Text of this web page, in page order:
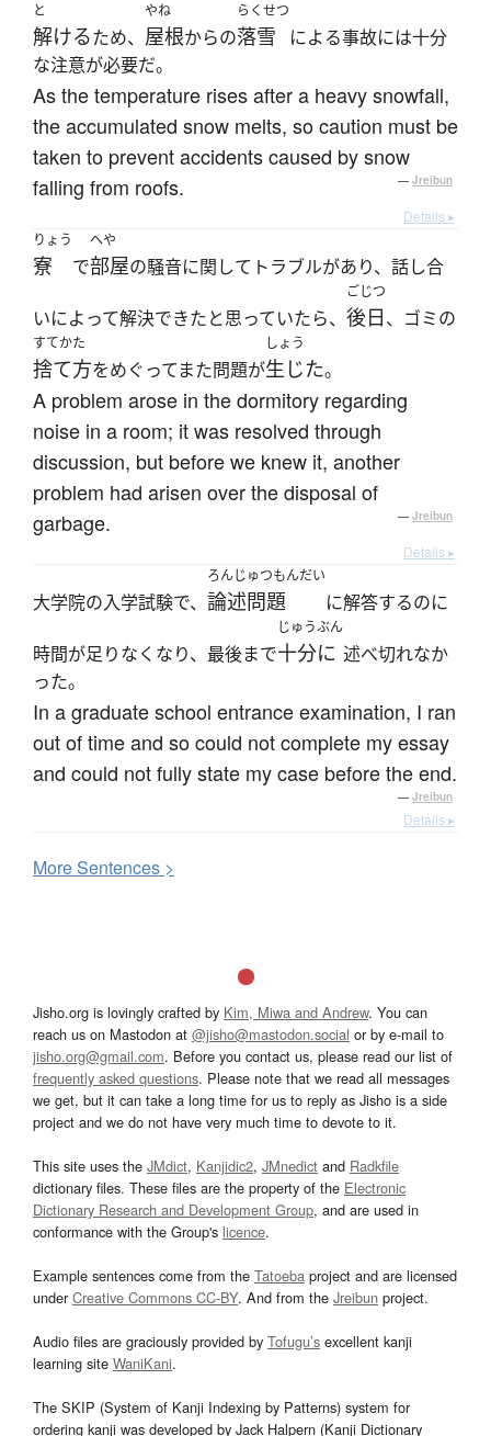
と
解けるため、
やね
屋根からの
らくせつ
落雪
による事故には十分
な注意が必要だ。
As the temperature rises after a heavy snowfall,
the accumulated snow melts, so caution must be
taken to prevent accidents caused by snow
falling from roofs.
— Jreibun
Details ▸
りょう
寮 で
へや
部屋の騒音に関してトラブルがあり、話し合
いによって解決できたと思っていたら、
ごじつ
後日、ゴミの
すてかた
捨て方をめぐってまた問題が
しょう
生じた。
A problem arose in the dormitory regarding
noise in a room; it was resolved through
discussion, but before we knew it, another
problem had arisen over the disposal of
garbage.
— Jreibun
Details ▸
大学院の入学試験で、
ろんじゅつもんだい
論述問題 に解答するのに
時間が足りなくなり、最後まで
じゅうぶん
十分に 述べ切れなか
った。
In a graduate school entrance examination, I ran
out of time and so could not complete my essay
and could not fully state my case before the end.
— Jreibun
Details ▸
MoreSentences >
Jisho.org is lovingly crafted by Kim, Miwa and Andrew. You can
reach us on Mastodon at @jisho@mastodon.social or by e-mail to
jisho.org@gmail.com. Before you contact us, please read our list of
frequently asked questions. Please note that we read all messages
we get, but it can take a long time for us to reply as Jisho is a side
project and we do not have very much time to devote to it.
This site uses the JMdict, Kanjidic2, JMnedict and Radkfile
dictionary files. These files are the property of the Electronic
Dictionary Research and Development Group, and are used in
conformance with the Group's licence.
Example sentences come from the Tatoeba project and are licensed
underCreative Commons CC-BY. And from the Jreibun project.
Audio files are graciously provided by Tofugu’s excellent kanji
learning site WaniKani.
The SKIP (System of Kanji Indexing by Patterns) system for
ordering kanji was developed by Jack Halpern (Kanji Dictionary